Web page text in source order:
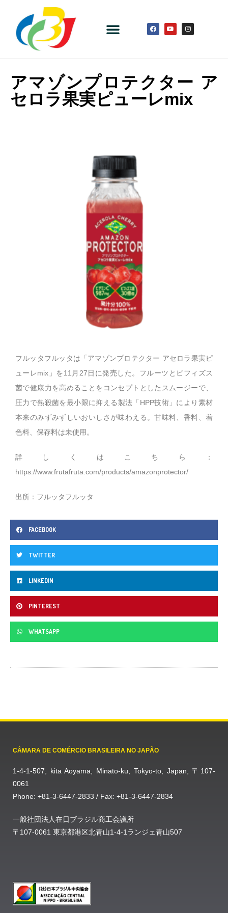
アマゾンプロテクター ア
セロラ果実ピューレmix
フルッタフルッタは「アマゾンプロテクター アセロラ果実ピ
ューレmix」を11月27日に発売した。フルーツとビフィズス
菌で健康力を高めることをコンセプトとしたスムージーで、
圧力で熱殺菌を最小限に抑える製法「HPP技術」により素材
本来のみずみずしいおいしさが味わえる。甘味料、香料、着
色料、保存料は未使用。
詳しくはこちら：
https://www.frutafruta.com/products/amazonprotector/
出所：フルッタフルッタ
FACEBOOK
TWITTER
LINKEDIN
PINTEREST
WHATSAPP
CÂMARA DE COMÉRCIO BRASILEIRA NO JAPÃO
1-4-1-507, kita Aoyama, Minato-ku, Tokyo-to, Japan, 〒107-
0061
Phone: +81-3-6447-2833 / Fax: +81-3-6447-2834
一般社団法人在日ブラジル商工会議所
〒107-0061 東京都港区北青山1-4-1ランジェ青山507